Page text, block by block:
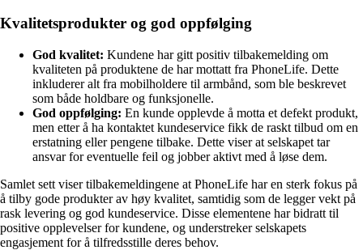
Kvalitetsprodukter og god oppfølging
God kvalitet: Kundene har gitt positiv tilbakemelding om
kvaliteten på produktene de har mottatt fra PhoneLife. Dette
inkluderer alt fra mobilholdere til armbånd, som ble beskrevet
som både holdbare og funksjonelle.
God oppfølging: En kunde opplevde å motta et defekt produkt,
men etter å ha kontaktet kundeservice fikk de raskt tilbud om en
erstatning eller pengene tilbake. Dette viser at selskapet tar
ansvar for eventuelle feil og jobber aktivt med å løse dem.
Samlet sett viser tilbakemeldingene at PhoneLife har en sterk fokus på
å tilby gode produkter av høy kvalitet, samtidig som de legger vekt på
rask levering og god kundeservice. Disse elementene har bidratt til
positive opplevelser for kundene, og understreker selskapets
engasjement for å tilfredsstille deres behov.